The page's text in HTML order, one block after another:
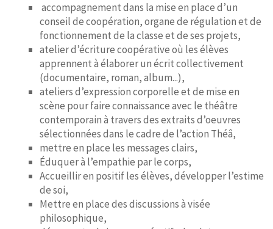
accompagnement dans la mise en place d’un
conseil de coopération, organe de régulation et de
fonctionnement de la classe et de ses projets,
atelier d’écriture coopérative où les élèves
apprennent à élaborer un écrit collectivement
(documentaire, roman, album...),
ateliers d’expression corporelle et de mise en
scène pour faire connaissance avec le théâtre
contemporain à travers des extraits d’oeuvres
sélectionnées dans le cadre de l’action Théâ,
mettre en place les messages clairs,
Éduquer à l’empathie par le corps,
Accueillir en positif les élèves, développer l’estime
de soi,
Mettre en place des discussions à visée
philosophique,